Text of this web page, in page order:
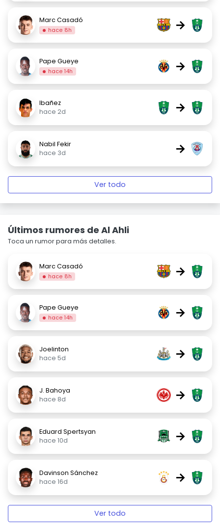
Marc Casadó
hace 8h →
Pape Gueye
hace 14h →
Ibañez
hace 2d
→
Nabil Fekir
hace 3d
→
Ver todo
Últimos rumores de Al Ahli
Toca un rumor para más detalles.
Marc Casadó
hace 8h →
Pape Gueye
hace 14h →
Joelinton
hace 5d
→
J. Bahoya
hace 8d
→
Eduard Spertsyan
hace 10d
→
Davinson Sánchez
hace 16d
→
Ver todo